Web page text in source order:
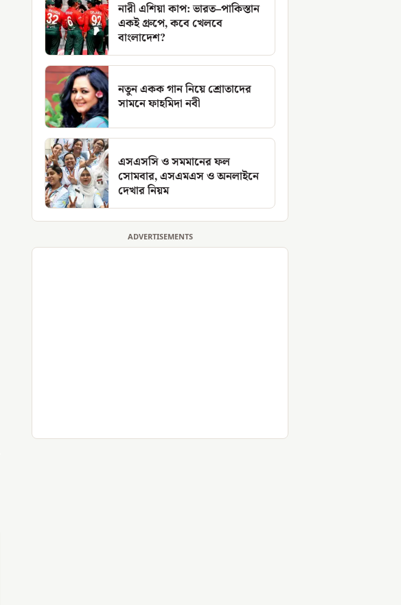
নারী এশিয়া কাপ: ভারত–পাকিস্তান
একই গ্রুপে, কবে খেলবে
বাংলাদেশ?
নতুন একক গান নিয়ে শ্রোতাদের
সামনে ফাহমিদা নবী
এসএসসি ও সমমানের ফল
সোমবার, এসএমএস ও অনলাইনে
দেখার নিয়ম
ADVERTISEMENTS